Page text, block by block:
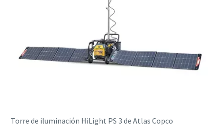
Torre de iluminación HiLight PS 3 de Atlas Copco